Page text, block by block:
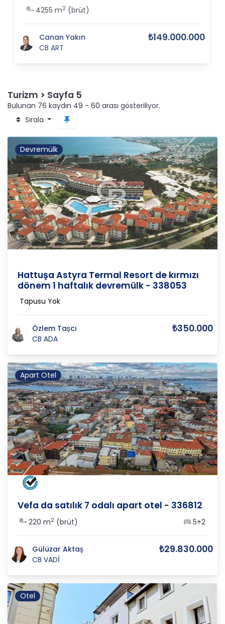
4255 m2 (brüt)
Canan Yakın
CB ART
₺149.000.000
Turizm > Sayfa 5
Bulunan 76 kaydın 49 - 60 arası gösteriliyor.
Sırala
Devremülk
Hattuşa Astyra Termal Resort de kırmızı
dönem 1 haftalık devremülk - 338053
Tapusu Yok
Özlem Taşcı
CB ADA
₺350.000
Apart Otel
Vefa da satılık 7 odalı apart otel - 336812
220 m2 (brüt) 5+2
Gülüzar Aktaş
CB VADİ
₺29.830.000
Otel